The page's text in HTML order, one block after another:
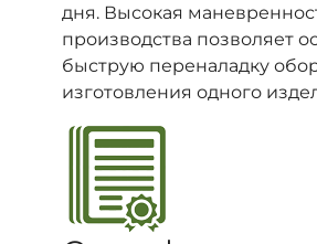
дня. Высокая
производства позволяет
быструю переналадку
изготовления одного